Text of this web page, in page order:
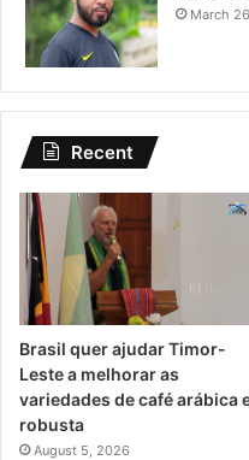
March
Recent
Brasil quer ajudar Timor-
Leste a melhorar as
variedades de café arábica
robusta
August 5, 2026